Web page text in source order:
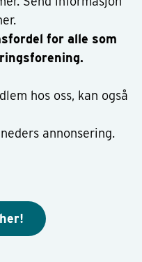
for alle som
hos oss, kan også
annonsering.